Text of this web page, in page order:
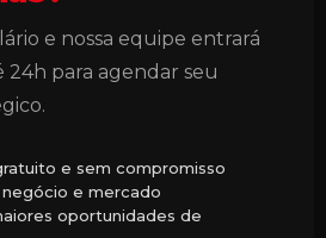
e nossa equipe entrará
para agendar seu
e sem compromisso
e mercado
oportunidades de